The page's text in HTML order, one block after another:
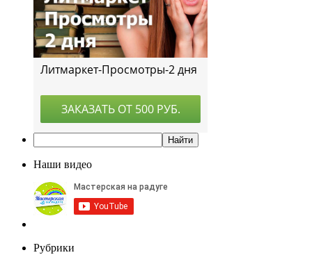
Наши видео
Рубрики